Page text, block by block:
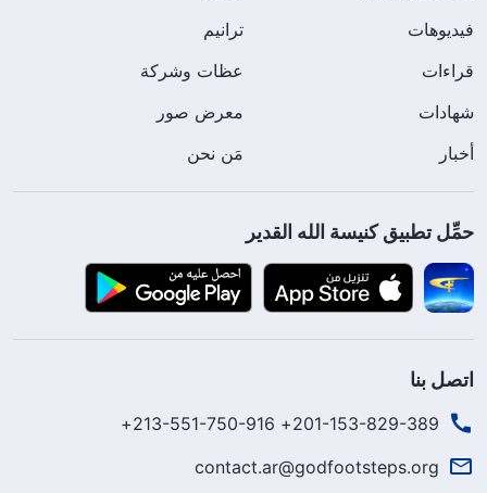
فيديوهات
ترانيم
قراءات
عظات وشركة
شهادات
معرض صور
أخبار
مَن نحن
حمِّل تطبيق كنيسة الله القدير
اتصل بنا
201-153-829-389+ 213-551-750-916+
contact.ar@godfootsteps.org